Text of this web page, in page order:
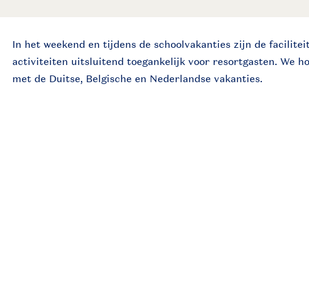
In het weekend en tijdens de schoolvakanties zijn de
activiteiten uitsluitend toegankelijk voor resortgasten. We
met de Duitse, Belgische en Nederlandse vakanties.